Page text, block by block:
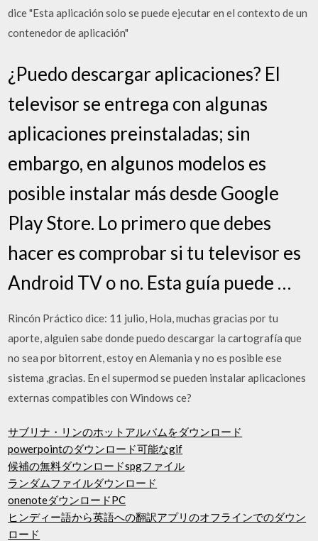
dice "Esta aplicación solo se puede ejecutar en el contexto de un
contenedor de aplicación"
¿Puedo descargar aplicaciones? El
televisor se entrega con algunas
aplicaciones preinstaladas; sin
embargo, en algunos modelos es
posible instalar más desde Google
Play Store. Lo primero que debes
hacer es comprobar si tu televisor es
Android TV o no. Esta guía puede …
Rincón Práctico dice: 11 julio, Hola, muchas gracias por tu
aporte, alguien sabe donde puedo descargar la cartografía que
no sea por bitorrent, estoy en Alemania y no es posible ese
sistema ,gracias. En el supermod se pueden instalar aplicaciones
externas compatibles con Windows ce?
サブリナ・リンのホットアルバムをダウンロード
powerpointのダウンロード可能なgif
候補の無料ダウンロードspgファイル
ランダムファイルダウンロード
onenoteダウンロードPC
ヒンディー語から英語への翻訳アプリのオフラインでのダウン
ロード